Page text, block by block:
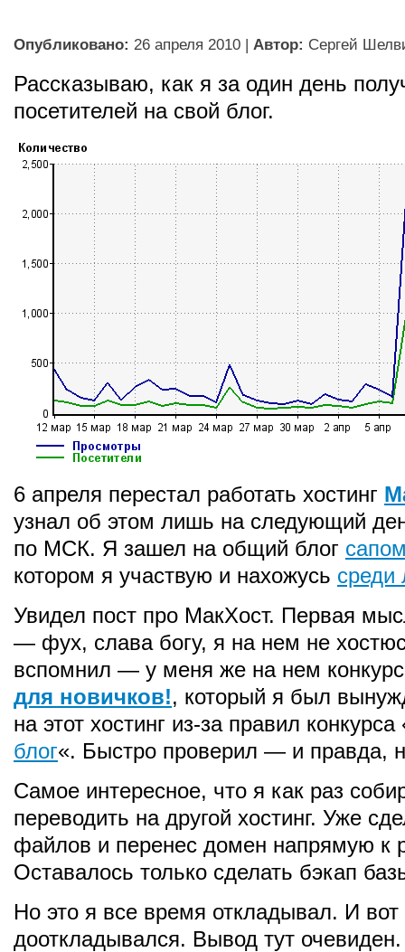
Опубликовано: 26 апреля 2010 | Автор: Сергей
Рассказываю, как я за один день
посетителей на свой блог.
6 апреля перестал работать хостинг
узнал об этом лишь на следующий
по МСК. Я зашел на общий блог
котором я участвую и нахожусь среди
Увидел пост про МакХост. Первая
— фух, слава богу, я на нем не
вспомнил — у меня же на нем
для новичков!, который я был
на этот хостинг из-за правил конкурса
блог«. Быстро проверил — и правда,
Самое интересное, что я как раз
переводить на другой хостинг. Уже
файлов и перенес домен напрямую к
Оставалось только сделать бэкап
Но это я все время откладывал. И
дооткладывался. Вывод тут